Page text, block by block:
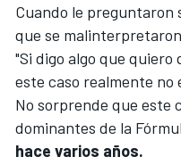
Cuando le preguntaron
que se
"Si digo algo que
este caso realmente no
No sorprende que este
dominantes de la
hace varios años.